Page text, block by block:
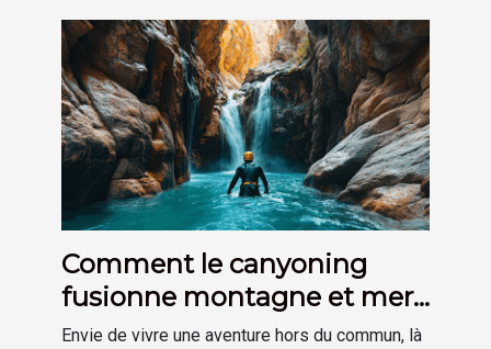
Comment le canyoning
fusionne montagne et mer
pour une aventure unique ?
Envie de vivre une aventure hors du commun, là